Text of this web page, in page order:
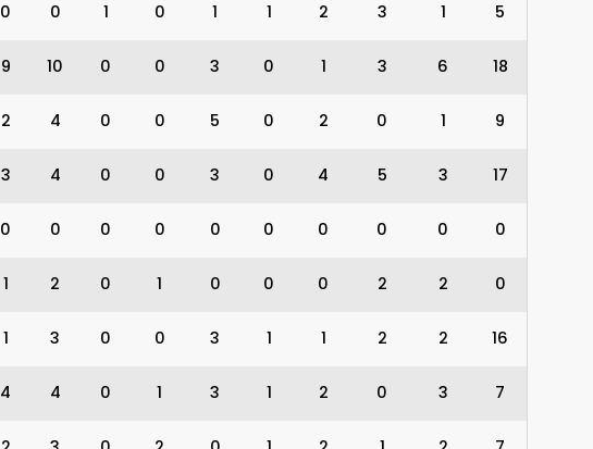
0 0 1 0 1 1 2 3 1 5
9 10 0 0 3 0 1 3 6 18
2 4 0 0 5 0 2 0 1 9
3 4 0 0 3 0 4 5 3 17
0 0 0 0 0 0 0 0 0 0
1 2 0 1 0 0 0 2 2 0
1 3 0 0 3 1 1 2 2 16
4 4 0 1 3 1 2 0 3 7